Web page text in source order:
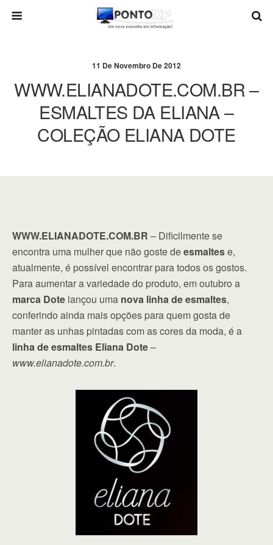
11 De Novembro De 2012
WWW.ELIANADOTE.COM.BR –
ESMALTES DA ELIANA –
COLEÇÃO ELIANA DOTE
WWW.ELIANADOTE.COM.BR – Dificilmente se
encontra uma mulher que não goste deesmaltese,
atualmente, é possível encontrar para todos os gostos.
Para aumentar a variedade do produto, em outubro a
marca Dote lançou uma nova linha de esmaltes,
conferindo ainda mais opções para quem gosta de
manter as unhas pintadas com as cores da moda, é a
linha de esmaltes Eliana Dote–
www.elianadote.com.br.